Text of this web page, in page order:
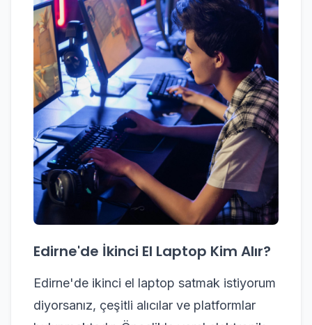
Edirne'de İkinci El Laptop Kim Alır?
Edirne'de ikinci el laptop satmak istiyorum
diyorsanız, çeşitli alıcılar ve platformlar